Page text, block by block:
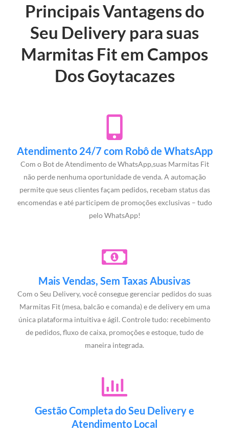
Principais Vantagens do
Seu Delivery para suas
Marmitas Fit em Campos
Dos Goytacazes
Atendimento 24/7 com Robô de WhatsApp
Com o Bot de Atendimento de WhatsApp,suas Marmitas Fit
não perde nenhuma oportunidade de venda. A automação
permite que seus clientes façam pedidos, recebam status das
encomendas e até participem de promoções exclusivas – tudo
pelo WhatsApp!
Mais Vendas, Sem Taxas Abusivas
Com o Seu Delivery, você consegue gerenciar pedidos do suas
Marmitas Fit (mesa, balcão e comanda) e de delivery em uma
única plataforma intuitiva e ágil. Controle tudo: recebimento
de pedidos, fluxo de caixa, promoções e estoque, tudo de
maneira integrada.
Gestão Completa do Seu Delivery e
Atendimento Local